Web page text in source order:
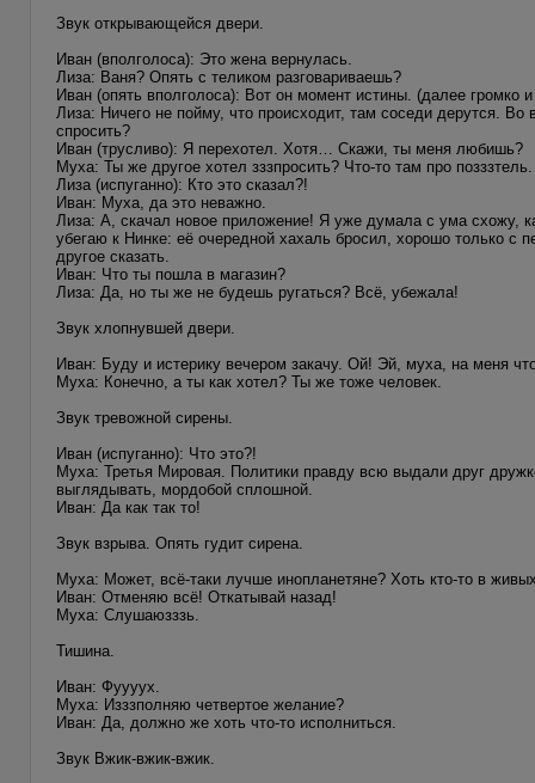
Звук открывающейся двери.
Иван (вполголоса): Это жена вернулась.
Лиза: Ваня? Опять с теликом разговариваешь?
Иван (опять вполголоса): Вот он момент истины. (далее
Лиза: Ничего не пойму, что происходит, там соседи дерутся.
спросить?
Иван (трусливо): Я перехотел. Хотя… Скажи, ты меня любишь?
Муха: Ты же другое хотел зззпросить? Что-то там про позззтель.
Лиза (испуганно): Кто это сказал?!
Иван: Муха, да это неважно.
Лиза: А, скачал новое приложение! Я уже думала с ума схожу,
убегаю к Нинке: её очередной хахаль бросил, хорошо только с
другое сказать.
Иван: Что ты пошла в магазин?
Лиза: Да, но ты же не будешь ругаться? Всё, убежала!
Звук хлопнувшей двери.
Иван: Буду и истерику вечером закачу. Ой! Эй, муха, на меня
Муха: Конечно, а ты как хотел? Ты же тоже человек.
Звук тревожной сирены.
Иван (испуганно): Что это?!
Муха: Третья Мировая. Политики правду всю выдали друг
выглядывать, мордобой сплошной.
Иван: Да как так то!
Звук взрыва. Опять гудит сирена.
Муха: Может, всё-таки лучше инопланетяне? Хоть кто-то в
Иван: Отменяю всё! Откатывай назад!
Муха: Слушаюзззь.
Тишина.
Иван: Фуууух.
Муха: Изззполняю четвертое желание?
Иван: Да, должно же хоть что-то исполниться.
Звук Вжик-вжик-вжик.